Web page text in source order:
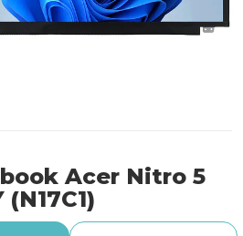
Acer Nitro 5
(N17C1)